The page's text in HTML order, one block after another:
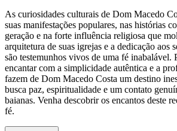
As curiosidades culturais de Dom Macedo
suas manifestações populares, nas histórias
geração e na forte influência religiosa que
arquitetura de suas igrejas e a dedicação aos
são testemunhos vivos de uma fé inabalável.
encantar com a simplicidade autêntica e a
fazem de Dom Macedo Costa um destino
busca paz, espiritualidade e um contato
baianas. Venha descobrir os encantos deste
fé.